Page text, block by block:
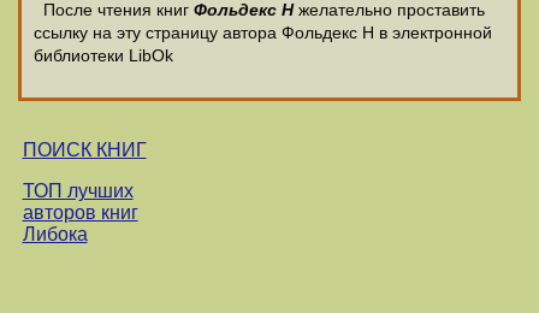
После чтения книг Фольдекс Нжелательно проставить
ссылку на эту страницу автора Фольдекс Н в электронной
библиотеки LibOk
ПОИСК КНИГ
ТОП лучших
авторов книг
Либока